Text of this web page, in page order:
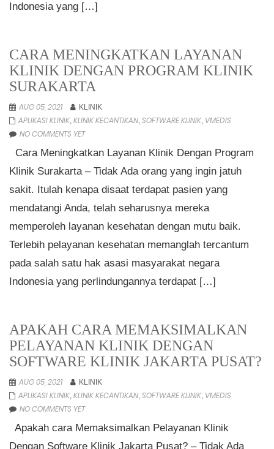
Indonesia yang […]
CARA MENINGKATKAN LAYANAN
KLINIK DENGAN PROGRAM KLINIK
SURAKARTA
AUG 05, 2021 KLINIK
APLIKASI KLINIK, KLINIK KECANTIKAN, SOFTWARE KLINIK, VMEDIS
NO COMMENTS YET
Cara Meningkatkan Layanan Klinik Dengan Program
Klinik Surakarta – Tidak Ada orang yang ingin jatuh
sakit. Itulah kenapa disaat terdapat pasien yang
mendatangi Anda, telah seharusnya mereka
memperoleh layanan kesehatan dengan mutu baik.
Terlebih pelayanan kesehatan memanglah tercantum
pada salah satu hak asasi masyarakat negara
Indonesia yang perlindungannya terdapat […]
APAKAH CARA MEMAKSIMALKAN
PELAYANAN KLINIK DENGAN
SOFTWARE KLINIK JAKARTA PUSAT?
AUG 05, 2021 KLINIK
APLIKASI KLINIK, KLINIK KECANTIKAN, SOFTWARE KLINIK, VMEDIS
NO COMMENTS YET
Apakah cara Memaksimalkan Pelayanan Klinik
Dengan Software Klinik Jakarta Pusat? – Tidak Ada